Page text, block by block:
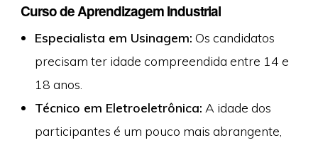
Curso de Aprendizagem Industrial
Especialista em Usinagem: Os candidatos
precisam ter idade compreendida entre 14 e
18 anos.
Técnico em Eletroeletrônica: A idade dos
participantes é um pouco mais abrangente,